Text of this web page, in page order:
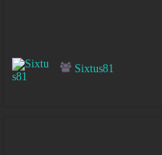
Sixtus81